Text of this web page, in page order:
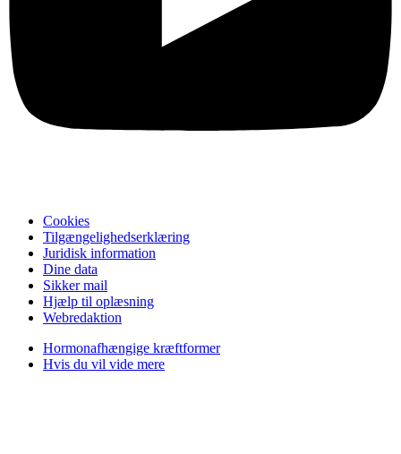
Cookies
Tilgængelighedserklæring
Juridisk information
Dine data
Sikker mail
Hjælp til oplæsning
Webredaktion
Hormonafhængige kræftformer
Hvis du vil vide mere